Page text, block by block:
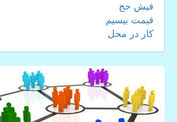
فیش حج
قیمت بیسیم
کار در محل